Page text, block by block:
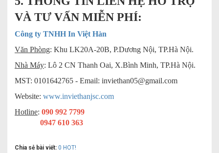
VÀ TƯ VẤN MIỄN PHÍ:
Công ty TNHH In Việt Hàn
Văn Phòng: Khu LK20A-20B, P.Dương Nội, TP.Hà Nội.
Nhà Máy: Lô 2 CN Thanh Oai, X.Bình Minh, TP.Hà Nội.
MST: 0101642765 - Email: inviethan05@gmail.com
Website: www.inviethanjsc.com
Hotline: 090 992 7799
0947 610 363
Chia sẻ bài viết: 0 HOT!